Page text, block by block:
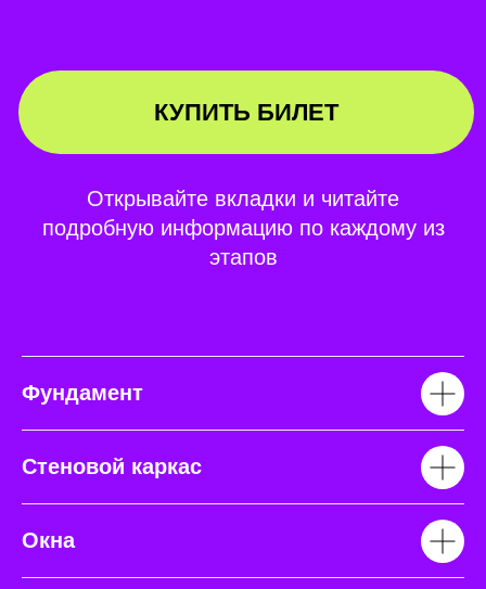
Фундамент
Стеновой каркас
Окна